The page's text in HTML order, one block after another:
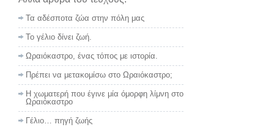
Τα αδέσποτα ζώα στην πόλη μας
Το γέλιο δίνει ζωή.
Ωραιόκαστρο, ένας τόπος με ιστορία.
Πρέπει να μετακομίσω στο Ωραιόκαστρο;
Η χωματερή που έγινε μία όμορφη λίμνη στο
Ωραιόκαστρο
Γέλιο… πηγή ζωής